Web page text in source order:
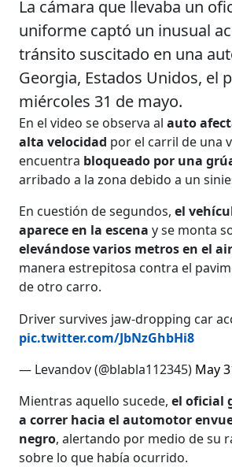
La cámara que llevaba un
uniforme captó un inusual
tránsito suscitado en una
Georgia, Estados Unidos, el
miércoles 31 de mayo.
En el video se observa alauto
alta velocidad por el carril de una
encuentra bloqueado por una
arribado a la zona debido a un
En cuestión de segundos,el
aparece en la escena y se monta
elevándose varios metros en el
manera estrepitosa contra el
de otro carro.
Driver survives jaw-dropping car
pic.twitter.com/JbNzGhbHi8
— Levandov (@blabla112345) May
Mientras aquello sucede,el oficial
a correr hacia el automotor
negro, alertando por medio de su
sobre lo que había ocurrido.